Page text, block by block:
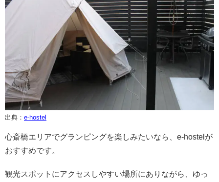
出典： e-hostel
心斎橋エリアでグランピングを楽しみたいなら、e-hostelが
おすすめです。
観光スポットにアクセスしやすい場所にありながら、ゆっ